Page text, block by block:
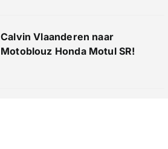
Calvin Vlaanderen naar
Motoblouz Honda Motul SR!